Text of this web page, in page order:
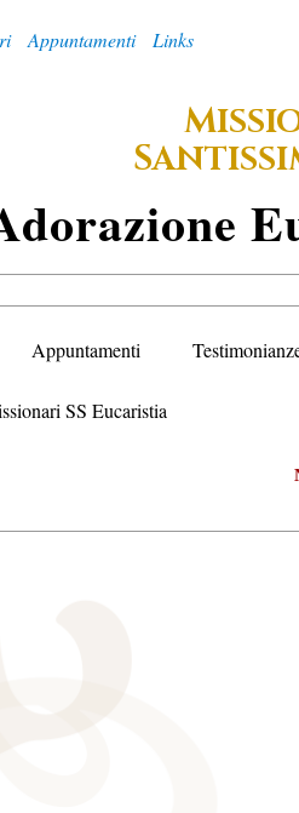
Appuntamenti Links
M
S
Dorazione E
Appuntamenti
SS Eucaristia